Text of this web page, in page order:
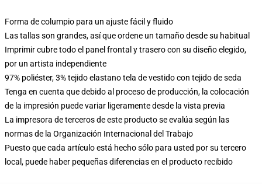
Forma de columpio para un ajuste fácil y fluido
Las tallas son grandes, así que ordene un tamaño desde su habitual
Imprimir cubre todo el panel frontal y trasero con su diseño elegido,
por un artista independiente
97% poliéster, 3% tejido elastano tela de vestido con tejido de seda
Tenga en cuenta que debido al proceso de producción, la colocación
de la impresión puede variar ligeramente desde la vista previa
La impresora de terceros de este producto se evalúa según las
normas de la Organización Internacional del Trabajo
Puesto que cada artículo está hecho sólo para usted por su tercero
local, puede haber pequeñas diferencias en el producto recibido